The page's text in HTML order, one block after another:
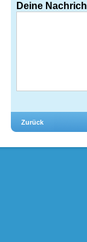
Deine